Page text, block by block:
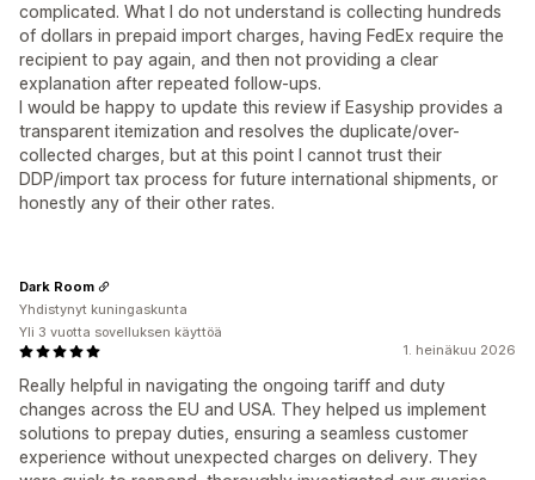
complicated. What I do not understand is collecting hundreds
of dollars in prepaid import charges, having FedEx require the
recipient to pay again, and then not providing a clear
explanation after repeated follow-ups.
I would be happy to update this review if Easyship provides a
transparent itemization and resolves the duplicate/over-
collected charges, but at this point I cannot trust their
DDP/import tax process for future international shipments, or
honestly any of their other rates.
1. heinäkuu 2026
Really helpful in navigating the ongoing tariff and duty
changes across the EU and USA. They helped us implement
solutions to prepay duties, ensuring a seamless customer
experience without unexpected charges on delivery. They
Dark Room
Yhdistynyt kuningaskunta
Yli 3 vuotta sovelluksen käyttöä